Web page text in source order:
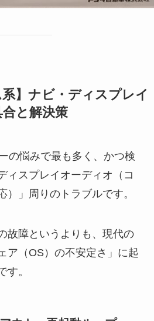
系】ナビ・ディスプレイ
と解決策
の悩みで最も多く、かつ検
ィスプレイオーディオ（コ
）」周りのトラブルです。
故障というよりも、現代の
ア（OS）の不安定さ」に起
す。